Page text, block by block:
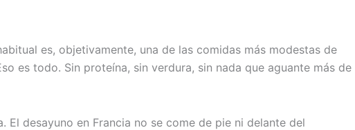
es, objetivamente, una de las comidas más modestas de
es todo. Sin proteína, sin verdura, sin nada que aguante más de
desayuno en Francia no se come de pie ni delante del